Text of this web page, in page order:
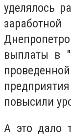
уделялось
выплаты в
повысили
А это дало